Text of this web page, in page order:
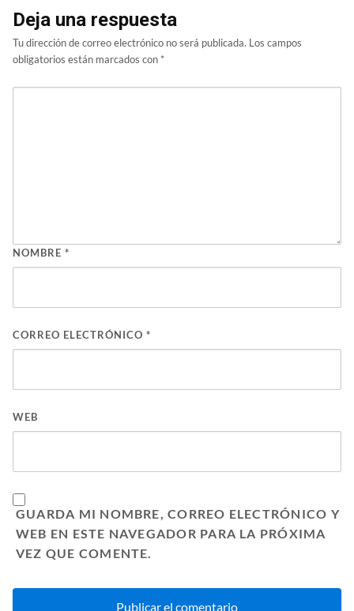
Deja una respuesta
Tu dirección de correo electrónico no será publicada. Los campos
obligatorios están marcados con *
NOMBRE *
CORREO ELECTRÓNICO *
WEB
GUARDA MI NOMBRE, CORREO ELECTRÓNICO Y
WEB EN ESTE NAVEGADOR PARA LA PRÓXIMA
VEZ QUE COMENTE.